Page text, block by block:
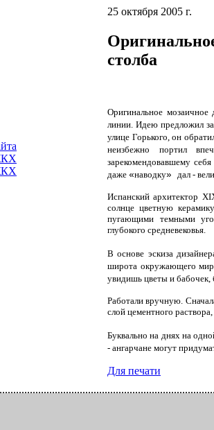
25 октября 2005 г.
столба
Оригинальное
линии. Идею предложил
улице Горького, он
неизбежно портил
зарекомендовавшему
даже «наводку» дал -
Испанский архитектор
солнце цветную
пугающими темными
глубокого средневековья.
В основе эскиза
широта окружающего
увидишь цветы и бабочек,
Работали вручную.
слой цементного
Буквально на днях на
- ангарчане могут
Для печати